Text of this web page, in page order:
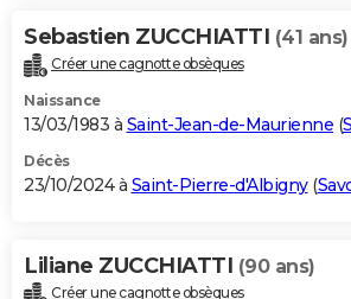
Sebastien ZUCCHIATTI (41 ans)
Créer une cagnotte obsèques
Naissance
13/03/1983 à Saint-Jean-de-Maurienne (
Décès
23/10/2024 à Saint-Pierre-d'Albigny(
Liliane ZUCCHIATTI (90 ans)
Créer une cagnotte obsèques